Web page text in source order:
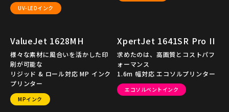
UV-LEDインク
ValueJet 1628MH
様々な素材に風合いを活かした印
刷が可能な
リジッド & ロール対応 MP インク
プリンター
MPインク
XpertJet 1641SR Pro II
求めたのは、高画質とコストパフ
ォーマンス
1.6m 幅対応 エコソルプリンター
エコソルベントインク